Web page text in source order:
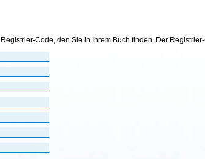
Code, den Sie in Ihrem Buch finden. Der